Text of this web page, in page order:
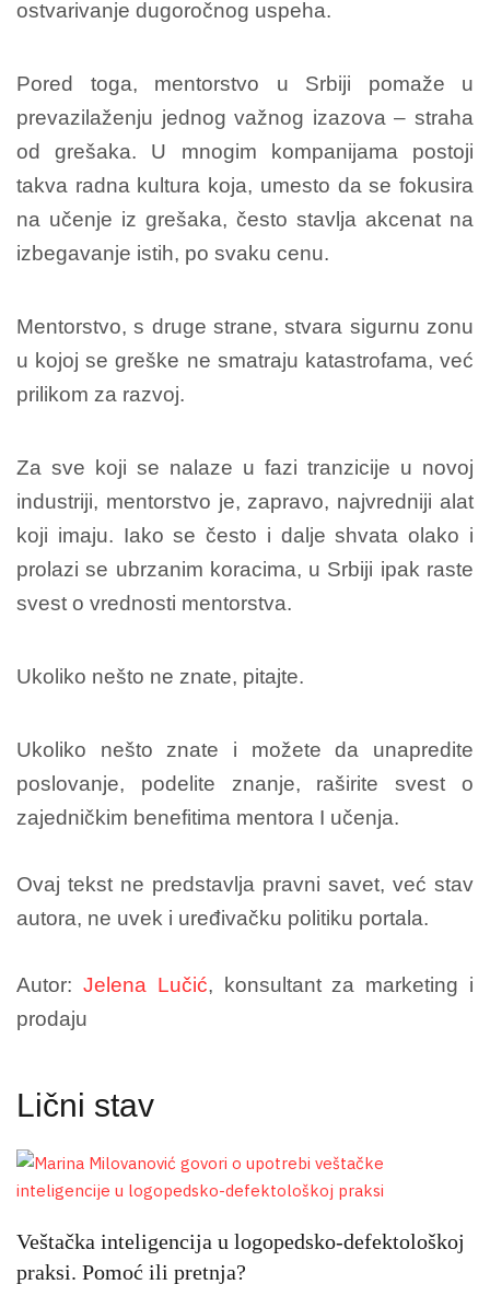
ostvarivanje dugoročnog uspeha.
Pored toga, mentorstvo u Srbiji pomaže u
prevazilaženju jednog važnog izazova – straha
od grešaka. U mnogim kompanijama postoji
takva radna kultura koja, umesto da se fokusira
na učenje iz grešaka, često stavlja akcenat na
izbegavanje istih, po svaku cenu.
Mentorstvo, s druge strane, stvara sigurnu zonu
u kojoj se greške ne smatraju katastrofama, već
prilikom za razvoj.
Za sve koji se nalaze u fazi tranzicije u novoj
industriji, mentorstvo je, zapravo, najvredniji alat
koji imaju. Iako se često i dalje shvata olako i
prolazi se ubrzanim koracima, u Srbiji ipak raste
svest o vrednosti mentorstva.
Ukoliko nešto ne znate, pitajte.
Ukoliko nešto znate i možete da unapredite
poslovanje, podelite znanje, raširite svest o
zajedničkim benefitima mentora I učenja.
Ovaj tekst ne predstavlja pravni savet, već stav
autora, ne uvek i uređivačku politiku portala.
Autor: Jelena Lučić, konsultant za marketing i
prodaju
Lični stav
Veštačka inteligencija u logopedsko-defektološkoj
praksi. Pomoć ili pretnja?